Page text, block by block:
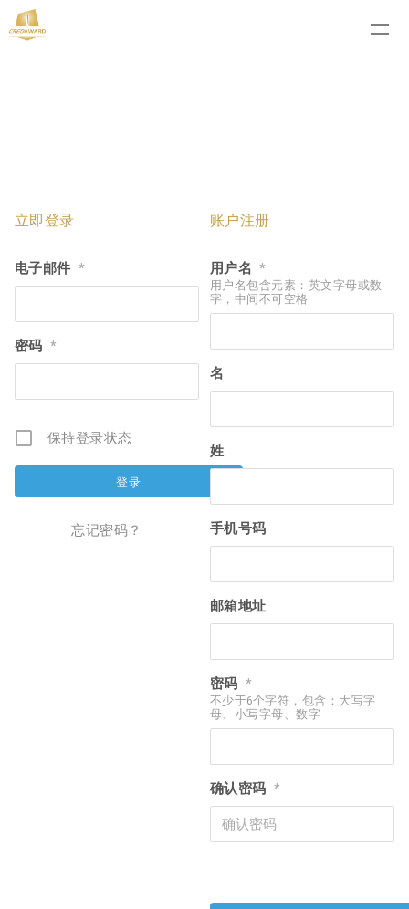
立即登录
电子邮件 *
密码 *
保持登录状态
忘记密码？
账户注册
用户名 *
用户名包含元素：英文字母或数
字，中间不可空格
名
姓
手机号码
邮箱地址
密码 *
不少于6个字符，包含：大写字
母、小写字母、数字
确认密码 *